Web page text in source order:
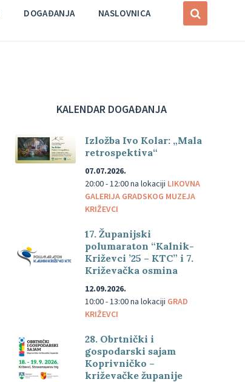
DOGAĐANJA NASLOVNICA
KALENDAR DOGAĐANJA
Izložba Ivo Kolar: „Mala
retrospektiva“
07.07.2026.
20:00 - 12:00na lokaciji LIKOVNA
GALERIJA GRADSKOG MUZEJA
KRIŽEVCI
17. Županijski
polumaraton “Kalnik-
Križevci ’25 – KTC” i 7.
Križevačka osmina
12.09.2026.
10:00 - 13:00na lokaciji GRAD
KRIŽEVCI
28. Obrtnički i
gospodarski sajam
Koprivničko –
križevačke županije